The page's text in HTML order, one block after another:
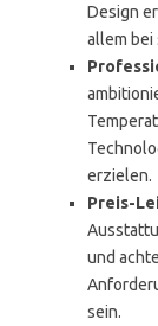
Design
allem bei
erzielen.
Preis-
und
sein.